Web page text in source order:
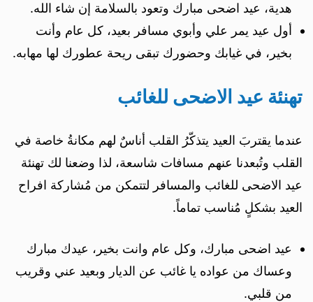
هدية، عيد اضحى مبارك وتعود بالسلامة إن شاء الله.
أول عيد يمر علي وأبوي مسافر بعيد، كل عام وأنت
بخير، في غيابك وحضورك تبقى ريحة عطورك لها مهابه.
تهنئة عيد الاضحى للغائب
عندما يقتربَ العيد يتذكّرُ القلب أناسٌ لهم مكانةُ خاصة في
القلب وتُبعدنا عنهم مسافات شاسعة، لذا وضعنا لك تهنئة
عيد الاضحى للغائب والمسافر لتتمكن من مُشاركة افراح
العيد بشكلٍ مُناسب تماماً.
عيد اضحى مبارك، وكل عام وانت بخير، عيدك مبارك
وعساك من عواده يا غائب عن الديار وبعيد عني وقريب
من قلبي.